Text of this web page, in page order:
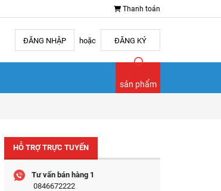
Thanh toán
ĐĂNG NHẬP hoặc ĐĂNG KÝ
sản phẩm
HỖ TRỢ TRỰC TUYẾN
Tư vấn bán hàng 1
0846672222